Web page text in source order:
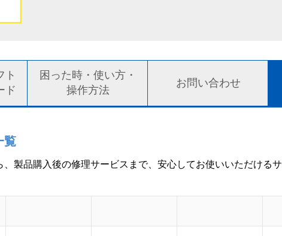
ト
ド
困った時・使い方・
操作方法
お問い合わせ
覧
製品購入後の修理サービスまで、安心してお使いいただける